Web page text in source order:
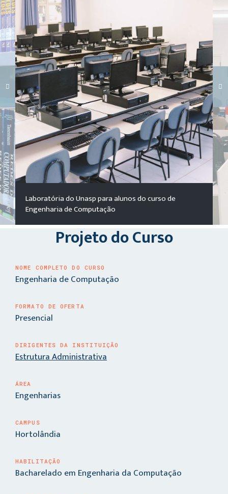
Carregando galeria...
Laboratória do Unasp para alunos do curso de
Engenharia de Computação
Projeto do Curso
NOME COMPLETO DO CURSO
Engenharia de Computação
FORMATO DE OFERTA
Presencial
DIRIGENTES DA INSTITUIÇÃO
Estrutura Administrativa
ÁREA
Engenharias
CAMPUS
Hortolândia
HABILITAÇÃO
Bacharelado em Engenharia da Computação